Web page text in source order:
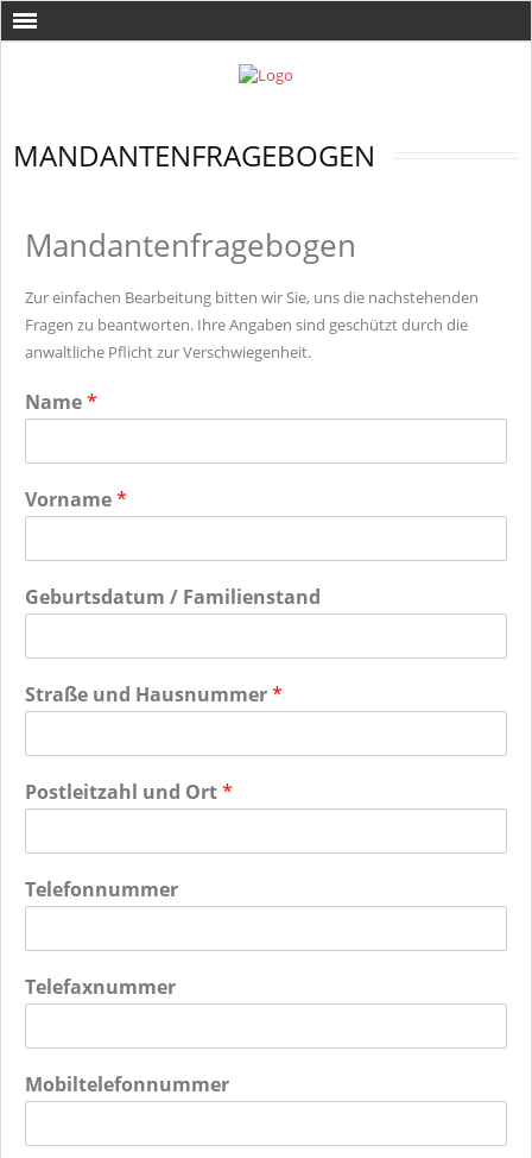
MANDANTENFRAGEBOGEN
Mandantenfragebogen
Zur einfachen Bearbeitung bitten wir Sie, uns die nachstehenden
Fragen zu beantworten. Ihre Angaben sind geschützt durch die
anwaltliche Pflicht zur Verschwiegenheit.
Name*
Vorname*
Geburtsdatum / Familienstand
Straße und Hausnummer*
Postleitzahl und Ort*
Telefonnummer
Telefaxnummer
Mobiltelefonnummer